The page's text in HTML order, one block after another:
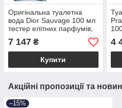
Оригінальна туалетна
вода Dior Sauvage 100 мл
тестер елітних парфумів,
пряний деревний аромат
для чоловіків
7 147 ₴
Купити
4
Акційні пропозиції та
–15%